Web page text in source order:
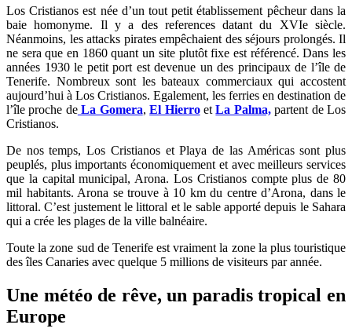
Los Cristianos est née d’un tout petit établissement pêcheur dans la
baie homonyme. Il y a des references datant du XVIe siècle.
Néanmoins, les attacks pirates empêchaient des séjours prolongés. Il
ne sera que en 1860 quant un site plutôt fixe est référencé. Dans les
années 1930 le petit port est devenue un des principaux de l’île de
Tenerife. Nombreux sont les bateaux commerciaux qui accostent
aujourd’hui à Los Cristianos. Egalement, les ferries en destination de
l’île proche deLa Gomera,El HierroetLa Palma,partent de Los
Cristianos.
De nos temps, Los Cristianos et Playa de las Américas sont plus
peuplés, plus importants économiquement et avec meilleurs services
que la capital municipal, Arona. Los Cristianos compte plus de 80
mil habitants. Arona se trouve à 10 km du centre d’Arona, dans le
littoral. C’est justement le littoral et le sable apporté depuis le Sahara
qui a crée les plages de la ville balnéaire.
Toute la zone sud de Tenerife est vraiment la zone la plus touristique
des îles Canaries avec quelque 5 millions de visiteurs par année.
Une météo de rêve, un paradis tropical en
Europe